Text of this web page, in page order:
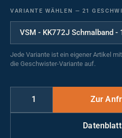
VARIANTE WÄHLEN — 21
Jede Variante ist ein eigener Artikel
die Geschwister-Variante auf.